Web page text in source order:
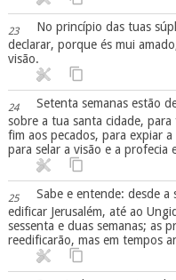
23
No princípio das tuas
declarar, porque és mui
visão.
24
Setenta semanas estão
sobre a tua santa cidade,
fim aos pecados, para expiar
para selar a visão e a
25
Sabe e entende: desde a
edificar Jerusalém, até ao
sessenta e duas semanas; as
reedificarão, mas em tempos